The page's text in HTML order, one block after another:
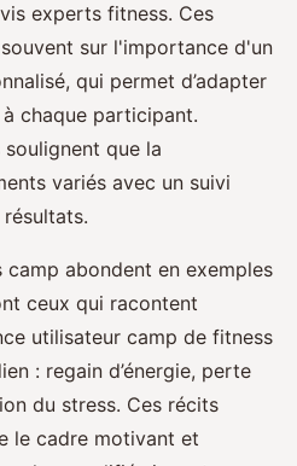
experts fitness. Ces
sur l'importance d'un
qui permet d’adapter
chaque participant.
soulignent que la
variés avec un suivi
abondent en exemples
ceux qui racontent
utilisateur camp de fitness
: regain d’énergie, perte
du stress. Ces récits
le cadre motivant et